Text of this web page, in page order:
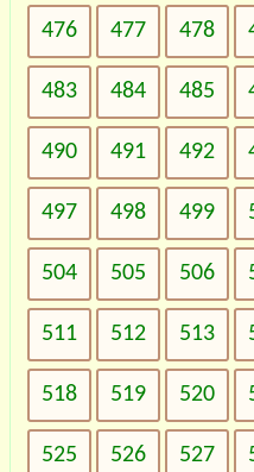
476 477 478
483 484 485
490 491 492
497 498 499
504 505 506
511 512 513
518 519 520
525 526 527